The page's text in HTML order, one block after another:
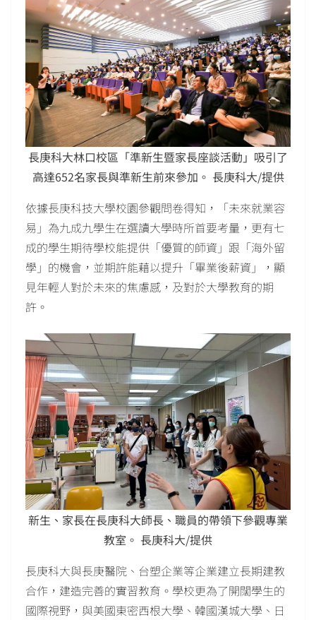
長庚科大林口校區「準新生暨家長座談活動」吸引了
高達652名家長與準新生前來參加。 長庚科大/提供
依據長庚科技大學校園參觀問卷得知，「未來就業容
易」為九成九學生在選讀大學時所首要考量，更有七
成的學生期待學校能提供「優質的師資」跟「海外留
學」的機會，並期許能藉以提升「畢業後薪資」，顯
見年輕人對於未來的焦慮感，及對於大學教育的期
許。
新生、家長在長庚科大師長、職員的帶領下參觀專業
教室。 長庚科大/提供
長庚科大與長庚醫院、台塑企業等企業建立長期建教
合作，建造完善的實習教育。學校更為了開闊學生的
國際視野，與美國東密西根大學、韓國漢城大學、日